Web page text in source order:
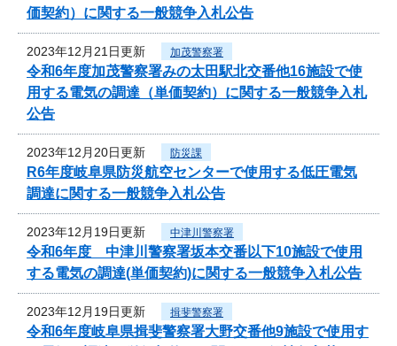
価契約）に関する一般競争入札公告
2023年12月21日更新 加茂警察署
令和6年度加茂警察署みの太田駅北交番他16施設で使
用する電気の調達（単価契約）に関する一般競争入札
公告
2023年12月20日更新 防災課
R6年度岐阜県防災航空センターで使用する低圧電気
調達に関する一般競争入札公告
2023年12月19日更新 中津川警察署
令和6年度 中津川警察署坂本交番以下10施設で使用
する電気の調達(単価契約)に関する一般競争入札公告
2023年12月19日更新 揖斐警察署
令和6年度岐阜県揖斐警察署大野交番他9施設で使用す